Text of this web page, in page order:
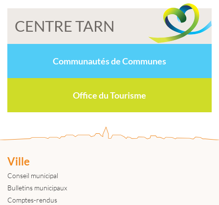
CENTRE TARN
Communautés de Communes
Office du Tourisme
Ville
Conseil municipal
Bulletins municipaux
Comptes-rendus